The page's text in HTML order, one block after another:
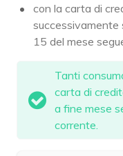
con la carta di
successivamente
15 del mese
Tanti
carta di
a fine mese
corrente.